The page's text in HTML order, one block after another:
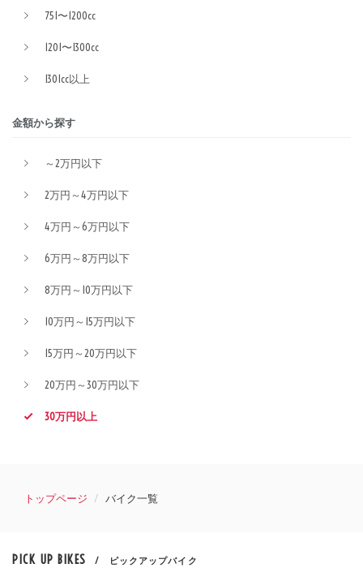
751〜1200cc
1201〜1300cc
1301cc以上
金額から探す
～2万円以下
2万円～4万円以下
4万円～6万円以下
6万円～8万円以下
8万円～10万円以下
10万円～15万円以下
15万円～20万円以下
20万円～30万円以下
30万円以上
トップページ バイク一覧
PICK UP BIKES / ピックアップバイク